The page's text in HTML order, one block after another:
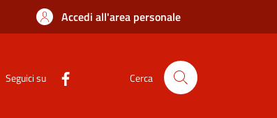
Accedi all'area personale
Seguici su Cerca